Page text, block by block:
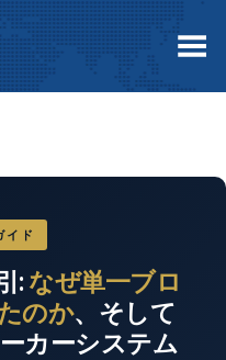
Toggle Menu
ド
: なぜ単一ブロ
のか、そして
カーシステム